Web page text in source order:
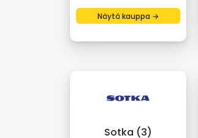
Näytä kauppa →
Sotka (3)